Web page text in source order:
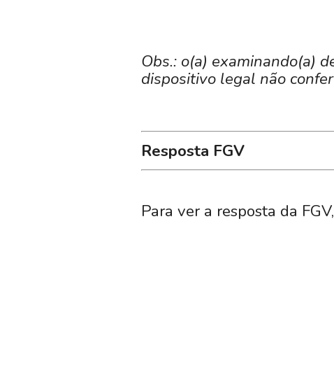
Obs.: o(a) examinando(a)
dispositivo legal não
Resposta FGV
Para ver a resposta da